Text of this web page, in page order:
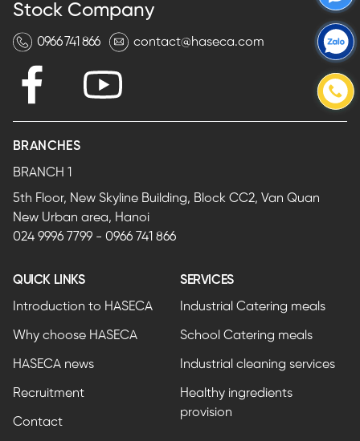
Stock Company
0966 741 866 contact@haseca.com
BRANCHES
BRANCH 1
5th Floor, New Skyline Building, Block CC2, Van Quan
New Urban area, Hanoi
024 9996 7799 - 0966 741 866
QUICK LINKS
Introduction to HASECA
Why choose HASECA
HASECA news
Recruitment
Contact
SERVICES
Industrial Catering meals
School Catering meals
Industrial cleaning services
Healthy ingredients
provision